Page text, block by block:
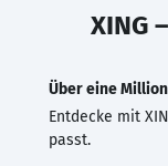
XING
Über eine Million
Entdecke mit
passt.